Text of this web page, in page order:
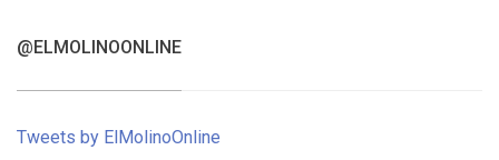
@ELMOLINOONLINE
Tweets by ElMolinoOnline